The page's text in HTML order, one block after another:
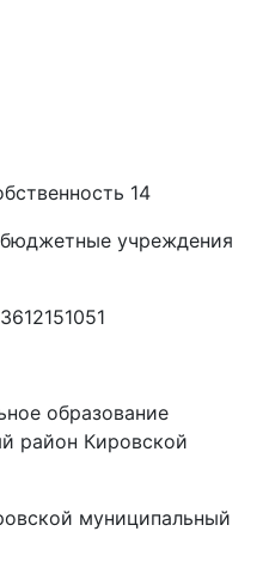
14
учреждения
образование
район Кировской
муниципальный